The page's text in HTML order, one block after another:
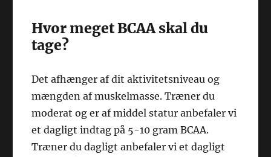
Hvor meget BCAA skal du
tage?
Det afhænger af dit aktivitetsniveau og
mængden af muskelmasse. Træner du
moderat og er af middel statur anbefaler vi
et dagligt indtag på 5-10 gram BCAA.
Træner du dagligt anbefaler vi et dagligt